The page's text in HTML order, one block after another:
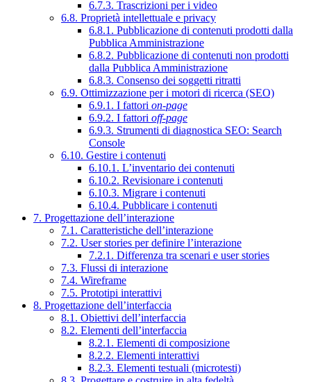
6.7.3. Trascrizioni per i video
6.8. Proprietà intellettuale e privacy
6.8.1. Pubblicazione di contenuti prodotti dalla
Pubblica Amministrazione
6.8.2. Pubblicazione di contenuti non prodotti
dalla Pubblica Amministrazione
6.8.3. Consenso dei soggetti ritratti
6.9. Ottimizzazione per i motori di ricerca (SEO)
6.9.1. I fattori on-page
6.9.2. I fattori off-page
6.9.3. Strumenti di diagnostica SEO: Search
Console
6.10. Gestire i contenuti
6.10.1. L’inventario dei contenuti
6.10.2. Revisionare i contenuti
6.10.3. Migrare i contenuti
6.10.4. Pubblicare i contenuti
7. Progettazione dell’interazione
7.1. Caratteristiche dell’interazione
7.2. User stories per definire l’interazione
7.2.1. Differenza tra scenari e user stories
7.3. Flussi di interazione
7.4. Wireframe
7.5. Prototipi interattivi
8. Progettazione dell’interfaccia
8.1. Obiettivi dell’interfaccia
8.2. Elementi dell’interfaccia
8.2.1. Elementi di composizione
8.2.2. Elementi interattivi
8.2.3. Elementi testuali (microtesti)